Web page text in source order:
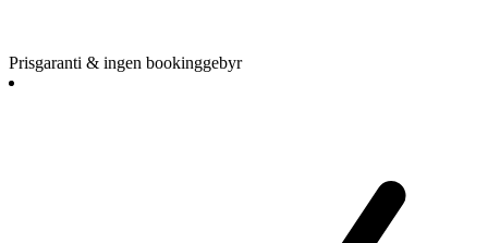
Prisgaranti & ingen bookinggebyr